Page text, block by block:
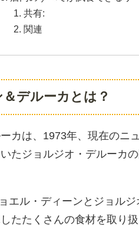
共有:
関連
デルーカとは？
カは、1973年、現在のニ
たジョルジオ・デルーカ
エル・ディーンとジョル
たたくさんの食材を取り扱